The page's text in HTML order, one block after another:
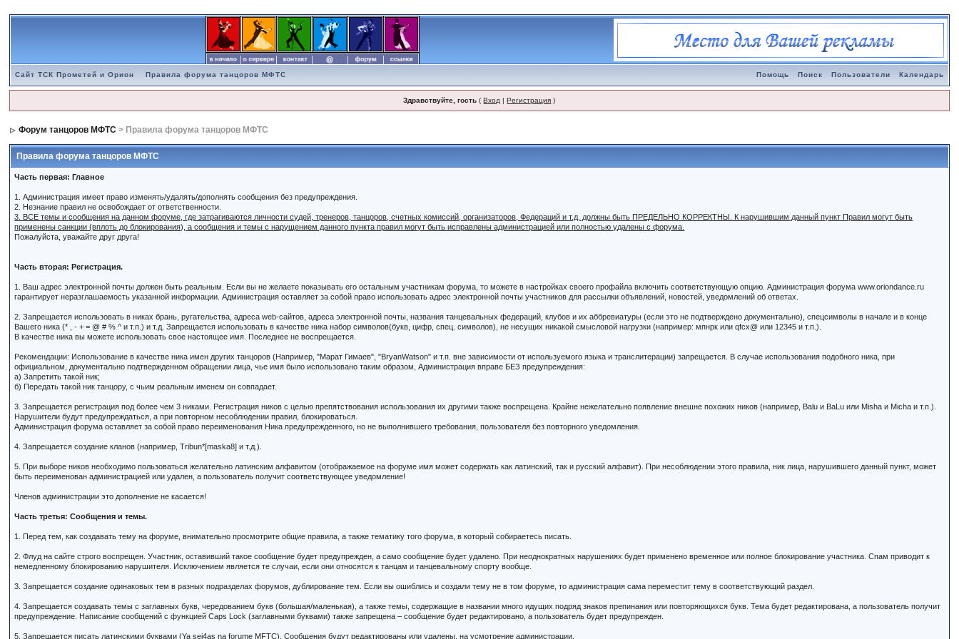
Сайт ТСК Прометей и Орион Правила форума танцоров МФТС Помощь Поиск Пользователи Календарь
Здравствуйте, гость (Вход |Регистрация )
Форум танцоров МФТС > Правила форума танцоров МФТС
Правила форума танцоров МФТС
Часть первая: Главное
1. Администрация имеет право изменять/удалять/дополнять сообщения без предупреждения.
2. Незнание правил не освобождает от ответственности.
3. ВСЕ темы и сообщения на данном форуме, где затрагиваются личности судей, тренеров, танцоров, счетных комиссий, организаторов, Федераций и т.д. должны быть ПРЕДЕЛЬНО КОРРЕКТНЫ. К нарушившим данный пункт Правил могут быть
применены санкции (вплоть до блокирования), а сообщения и темы с нарущением данного пункта правил могут быть исправлены администрацией или полностью удалены с форума.
Пожалуйста, уважайте друг друга!
Часть вторая: Регистрация.
1. Ваш адрес электронной почты должен быть реальным. Если вы не желаете показывать его остальным участникам форума, то можете в настройках своего профайла включить соответствующую опцию. Администрация форума www.oriondance.ru
гарантирует неразглашаемость указанной информации. Администрация оставляет за собой право использовать адрес электронной почты участников для рассылки объявлений, новостей, уведомлений об ответах.
2. Запрещается использовать в никах брань, ругательства, адреса web-сайтов, адреса электронной почты, названия танцевальных федераций, клубов и их аббревиатуры (если это не подтверждено документально), спецсимволы в начале и в конце
Вашего ника (* , - + = @ # % ^ и т.п.) и т.д. Запрещается использовать в качестве ника набор символов(букв, цифр, спец. символов), не несущих никакой смысловой нагрузки (например: мпнрк или qfcx@ или 12345 и т.п.).
В качестве ника вы можете использовать свое настоящее имя. Последнее не воспрещается.
Рекомендации: Использование в качестве ника имен других танцоров (Например, "Марат Гимаев", "BryanWatson" и т.п. вне зависимости от используемого языка и транслитерации) запрещается. В случае использования подобного ника, при
официальном, документально подтвержденном обращении лица, чье имя было использовано таким образом, Администрация вправе БЕЗ предупреждения:
а) Запретить такой ник;
б) Передать такой ник танцору, с чьим реальным именем он совпадает.
3. Запрещается регистрация под более чем 3 никами. Регистрация ников с целью препятствования использования их другими также воспрещена. Крайне нежелательно появление внешне похожих ников (например, Balu и BaLu или Misha и Micha и т.п.).
Нарушители будут предупреждаться, а при повторном несоблюдении правил, блокироваться.
Администрация форума оставляет за собой право переименования Ника предупрежденного, но не выполнившего требования, пользователя без повторного уведомления.
4. Запрещается создание кланов (например, Tribun*[maska8] и т.д.).
5. При выборе ников необходимо пользоваться желательно латинским алфавитом (отображаемое на форуме имя может содержать как латинский, так и русский алфавит). При несоблюдении этого правила, ник лица, нарушившего данный пункт, может
быть переименован администрацией или удален, а пользователь получит соответствующее уведомление!
Членов администрации это дополнение не касается!
Часть третья: Сообщения и темы.
1. Перед тем, как создавать тему на форуме, внимательно просмотрите общие правила, а также тематику того форума, в который собираетесь писать.
2. Флуд на сайте строго воспрещен. Участник, оставивший такое сообщение будет предупрежден, а само сообщение будет удалено. При неоднократных нарушениях будет применено временное или полное блокирование участника. Спам приводит к
немедленному блокированию нарушителя. Исключением является те случаи, если они относятся к танцам и танцевальному спорту вообще.
3. Запрещается создание одинаковых тем в разных подразделах форумов, дублирование тем. Если вы ошиблись и создали тему не в том форуме, то администрация сама переместит тему в соответствующий раздел.
4. Запрещается создавать темы с заглавных букв, чередованием букв (большая/маленькая), а также темы, содержащие в названии много идущих подряд знаков препинания или повторяющихся букв. Тема будет редактирована, а пользователь получит
предупреждение. Написание сообщений с функцией Caps Lock (заглавными буквами) также запрещена – сообщение будет редактировано, а пользователь будет предупрежден.
5. Запрещается писать латинскими буквами (Ya sei4as na forume MFTC). Сообщения будут редактированы или удалены, на усмотрение администрации.